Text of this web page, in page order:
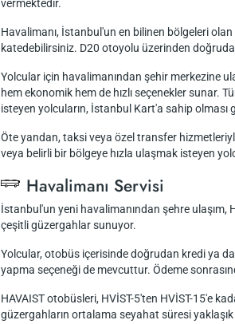
vermektedir.
Havalimanı, İstanbul'un en bilinen bölgeleri
katedebilirsiniz. D20 otoyolu üzerinden
Yolcular için havalimanından şehir merkezine
hem ekonomik hem de hızlı seçenekler sunar.
isteyen yolcuların, İstanbul Kart'a sahip olması
Öte yandan, taksi veya özel transfer
veya belirli bir bölgeye hızla ulaşmak isteyen
Havalimanı Servisi
İstanbul'un yeni havalimanından şehre
çeşitli güzergahlar sunuyor.
Yolcular, otobüs içerisinde doğrudan kredi ya
yapma seçeneği de mevcuttur. Ödeme
HAVAIST otobüsleri, HVİST-5'ten HVİST-15'e
güzergahların ortalama seyahat süresi